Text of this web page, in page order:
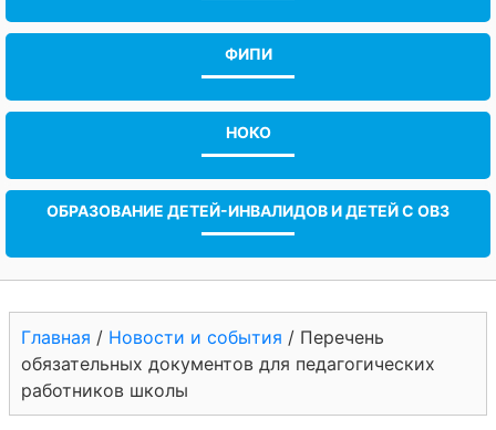
ФИПИ
НОКО
ОБРАЗОВАНИЕ ДЕТЕЙ-ИНВАЛИДОВ И ДЕТЕЙ С ОВЗ
Главная / Новости и события / Перечень
обязательных документов для педагогических
работников школы